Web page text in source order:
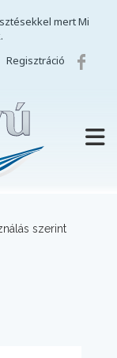
mert Mi
Regisztráció
szerint